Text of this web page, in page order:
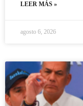
LEER MÁS »
agosto 6, 2026